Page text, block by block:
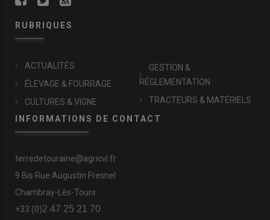
RUBRIQUES
ACTUALITÉS
ÉLEVAGE & FOURRAGE
CULTURES & VIGNE
GESTION &
RÉGLEMENTATION
TRACTEURS & MATÉRIELS
INFORMATIONS DE CONTACT
terredetouraine@agricvl.fr
9 Bis Rue Augustin Fresnel
Chambray-Lès-Tours
+33 (0)2 47 25 21 70